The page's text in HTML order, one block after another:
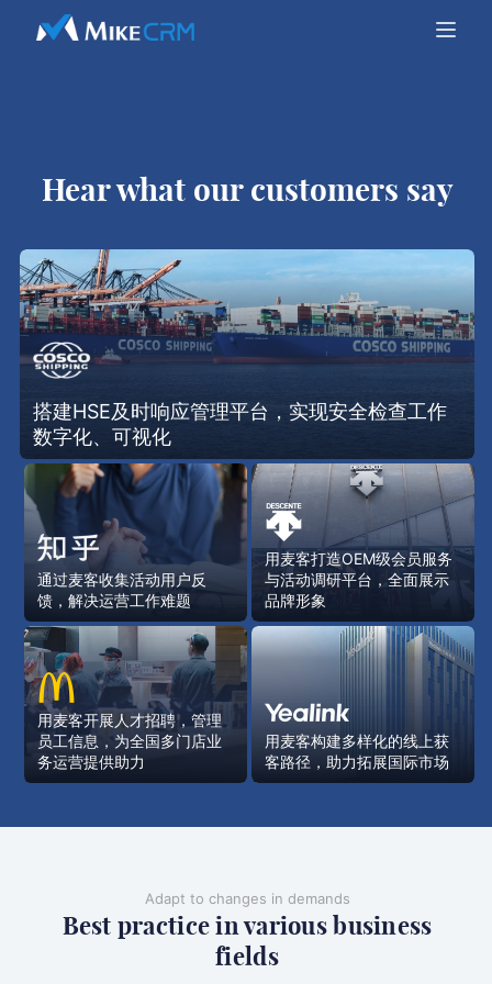
Hear what our customers say
搭建HSE及时响应管理平台，实现安全检查工作
数字化、可视化
通过麦客收集活动用户反
馈，解决运营工作难题
用麦客打造OEM级会员服务
与活动调研平台，全面展示
品牌形象
用麦客开展人才招聘，管理
员工信息，为全国多门店业
务运营提供助力
用麦客构建多样化的线上获
客路径，助力拓展国际市场
Adapt to changes in demands
Best practice in various business
fields